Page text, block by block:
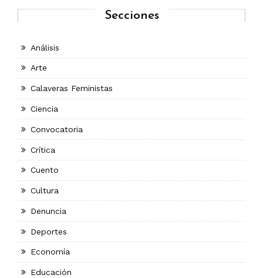
Secciones
Análisis
Arte
Calaveras Feministas
Ciencia
Convocatoria
Crítica
Cuento
Cultura
Denuncia
Deportes
Economía
Educación